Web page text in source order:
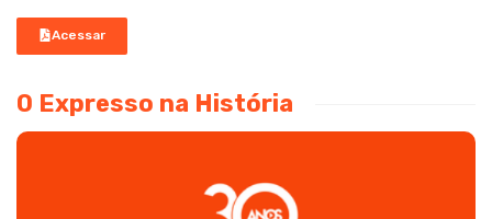
Acessar
O Expresso na História